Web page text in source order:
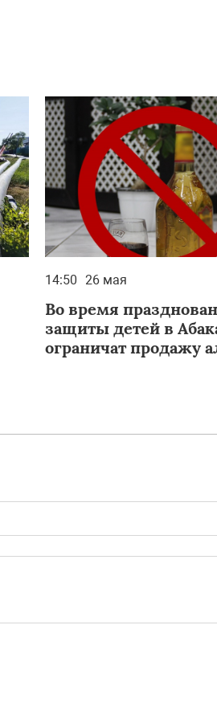
14:50 26 мая
Во время
защиты детей в
ограничат продажу